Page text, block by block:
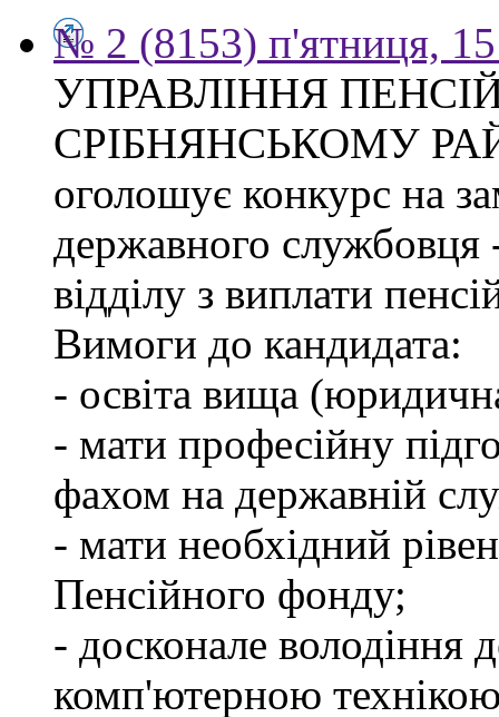
№ 2 (8153) п'ятниця, 15
УПРАВЛІННЯ
СРІБНЯНСЬКОМУ
оголошує конкурс на
державного службовця
відділу з виплати
Вимоги до кандидата:
- освіта вища
- мати професійну
фахом на державній
- мати необхідний
Пенсійного фонду;
- досконале
комп'ютерною